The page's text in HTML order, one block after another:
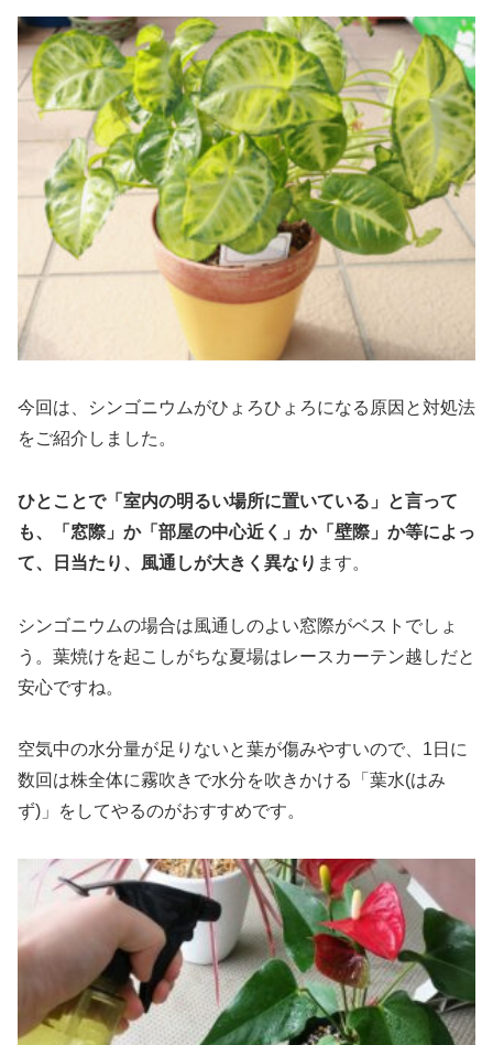
今回は、シンゴニウムがひょろひょろになる原因と対処法
をご紹介しました。
ひとことで「室内の明るい場所に置いている」と言って
も、「窓際」か「部屋の中心近く」か「壁際」か等によっ
て、日当たり、風通しが大きく異なり ます。
シンゴニウムの場合は風通しのよい窓際がベストでしょ
う。葉焼けを起こしがちな夏場はレースカーテン越しだと
安心ですね。
空気中の水分量が足りないと葉が傷みやすいので、1日に
数回は株全体に霧吹きで水分を吹きかける「葉水(はみ
ず)」をしてやるのがおすすめです。